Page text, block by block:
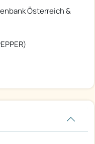
Österreich &